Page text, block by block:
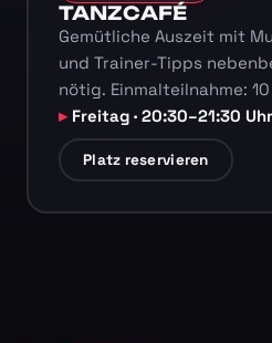
TANZCAFÉ
Gemütliche Auszeit mit
und Trainer-Tipps
nötig. Einmalteilnahme:
Freitag · 20:30–21:30 Uhr
Platz reservieren